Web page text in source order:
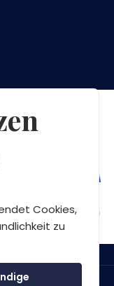
Cookies,
zu